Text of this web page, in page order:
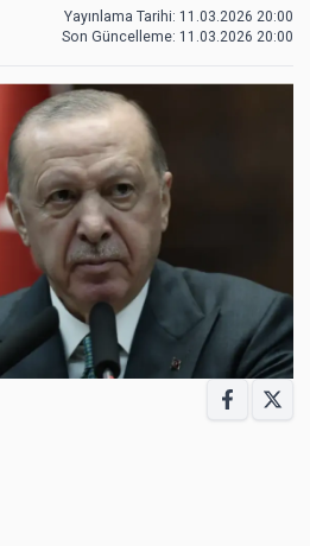
Yayınlama Tarihi: 11.03.2026 20:00
Son Güncelleme: 11.03.2026 20:00